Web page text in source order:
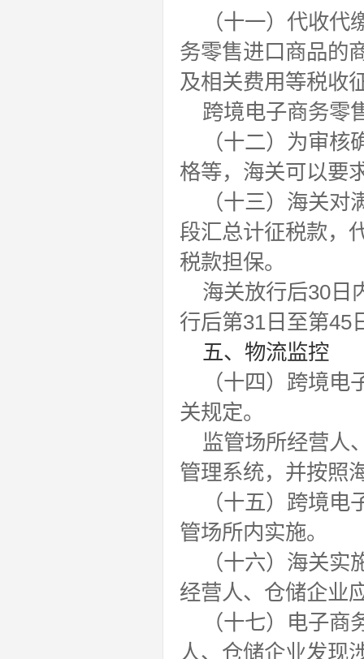
（十一）代收
务零售进口商品的
及相关费用等税收
跨境电子商务零
（十二）为审
格等，海关可以要
（十三）海关
段汇总计征税款，
税款担保。
海关放行后30日
行后第31日至第45
五、物流监控
（十四）跨境
关规定。
监管场所经营人
管理系统，并按照
（十五）跨境
管场所内实施。
（十六）海关
经营人、仓储企业
（十七）电子
人、仓储企业发现